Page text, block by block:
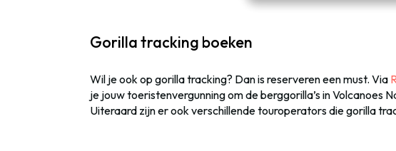
Gorilla tracking boeken
Wil je ook op gorilla tracking? Dan is reserveren een must. Via
je jouw toeristenvergunning om de berggorilla’s in Volcanoes
Uiteraard zijn er ook verschillende touroperators die gorilla